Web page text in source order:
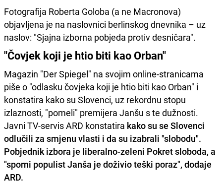
Fotografija Roberta Goloba (a ne Macronova)
objavljena je na naslovnici berlinskog dnevnika – uz
naslov: "Sjajna izborna pobjeda protiv desničara".
"Čovjek koji je htio biti kao Orban"
Magazin "Der Spiegel" na svojim online-stranicama
piše o "odlasku čovjeka koji je htio biti kao Orban" i
konstatira kako su Slovenci, uz rekordnu stopu
izlaznosti, "pomeli" premijera Janšu s te dužnosti.
Javni TV-servis ARD konstatira kako su se Slovenci
odlučili za smjenu vlasti i da su izabrali "slobodu".
Pobjednik izbora je liberalno-zeleni Pokret sloboda, a
"sporni populist Janša je doživio teški poraz", dodaje
ARD.